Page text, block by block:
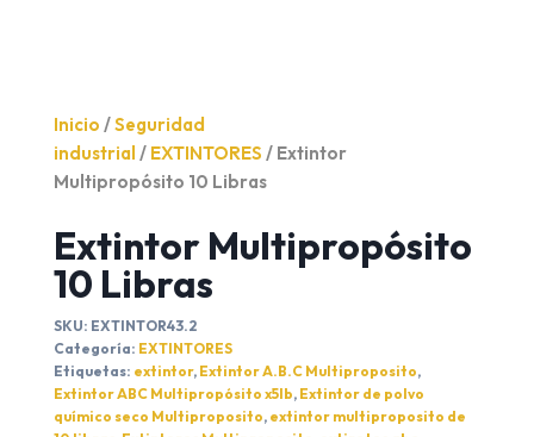
Inicio /Seguridad
industrial / EXTINTORES / Extintor
Multipropósito 10 Libras
Extintor Multipropósito
10 Libras
SKU: EXTINTOR43.2
Categoría: EXTINTORES
Etiquetas: extintor, Extintor A.B.C Multiproposito,
Extintor ABC Multipropósito x5lb, Extintor de polvo
químico seco Multiproposito, extintor multiproposito de